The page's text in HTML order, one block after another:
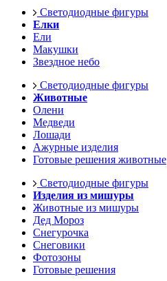
Светодиодные фигуры
Елки
Ели
Макушки
Звездное небо
Светодиодные фигуры
Животные
Олени
Медведи
Лошади
Ажурные изделия
Готовые решения животные
Светодиодные фигуры
Изделия из мишуры
Животные из мишуры
Дед Мороз
Снегурочка
Снеговики
Фотозоны
Готовые решения